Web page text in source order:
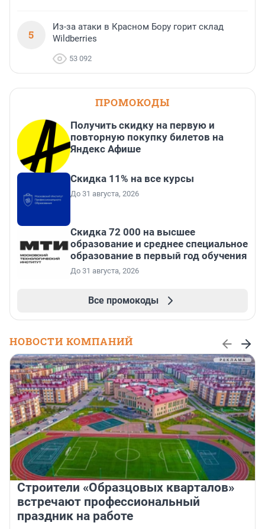
5
Из-за атаки в Красном Бору горит склад
Wildberries
53 092
ПРОМОКОДЫ
Получить скидку на первую и
повторную покупку билетов на
Яндекс Афише
Скидка 11% на все курсы
До 31 августа, 2026
Скидка 72 000 на высшее
образование и среднее специальное
образование в первый год обучения
До 31 августа, 2026
Все промокоды
НОВОСТИ КОМПАНИЙ
Строители «Образцовых кварталов»
встречают профессиональный
праздник на работе